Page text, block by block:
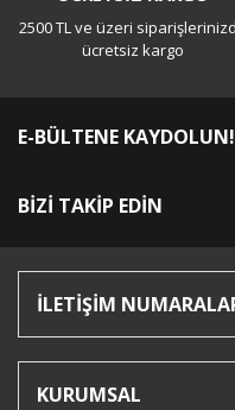
2500 TL ve üzeri
ücretsiz kargo
E-BÜLTENE KAYDOLUN!
BİZİ TAKİP EDİN
İLETİŞİM
KURUMSAL